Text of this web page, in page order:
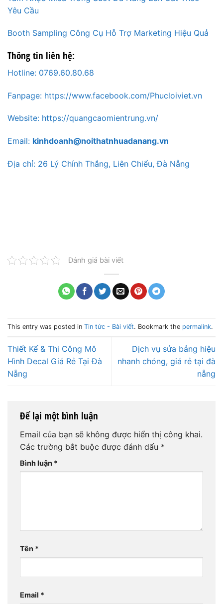
Yêu Cầu
Booth Sampling Công Cụ Hỗ Trợ Marketing Hiệu Quả
Thông tin liên hệ:
Hotline: 0769.60.80.68
Fanpage: https://www.facebook.com/Phucloiviet.vn
Website: https://quangcaomientrung.vn/
Email: kinhdoanh@noithatnhuadanang.vn
Địa chỉ: 26 Lý Chính Thắng, Liên Chiểu, Đà Nẵng
Đánh giá bài viết
This entry was posted in Tin tức - Bài viết. Bookmark the permalink.
Thiết Kế & Thi Công Mô
Hình Decal Giá Rẻ Tại Đà
Nẵng
Dịch vụ sửa bảng hiệu
nhanh chóng, giá rẻ tại đà
nẵng
Để lại một bình luận
Email của bạn sẽ không được hiển thị công khai.
Các trường bắt buộc được đánh dấu *
Bình luận *
Tên *
Email *